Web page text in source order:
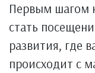
Первым шагом
стать
развития, где
происходит с